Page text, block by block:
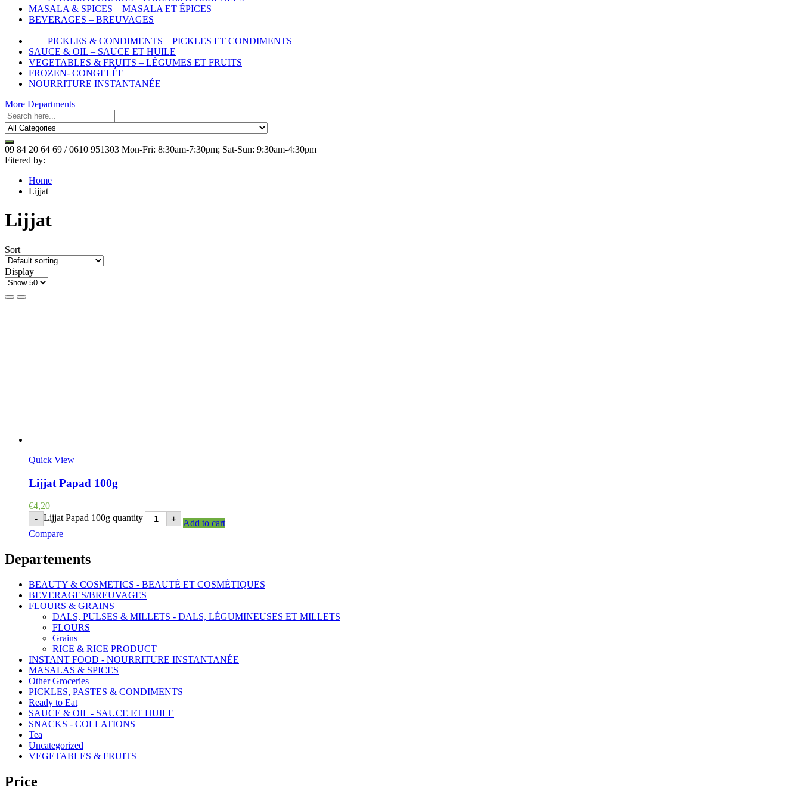
MASALA & SPICES – MASALA ET ÉPICES
BEVERAGES – BREUVAGES
PICKLES & CONDIMENTS – PICKLES ET CONDIMENTS
SAUCE & OIL – SAUCE ET HUILE
VEGETABLES & FRUITS – LÉGUMES ET FRUITS
FROZEN- CONGELÉE
NOURRITURE INSTANTANÉE
More Departments
09 84 20 64 69 / 0610 951303 Mon-Fri: 8:30am-7:30pm; Sat-Sun: 9:30am-4:30pm
Fitered by:
Home
Lijjat
Lijjat
Sort
Display
Quick View
Lijjat Papad 100g
€4,20
- Lijjat Papad 100g quantity +
Add to cart
Compare
Departements
BEAUTY & COSMETICS - BEAUTÉ ET COSMÉTIQUES
BEVERAGES/BREUVAGES
FLOURS & GRAINS
DALS, PULSES & MILLETS - DALS, LÉGUMINEUSES ET MILLETS
FLOURS
Grains
RICE & RICE PRODUCT
INSTANT FOOD - NOURRITURE INSTANTANÉE
MASALAS & SPICES
Other Groceries
PICKLES, PASTES & CONDIMENTS
Ready to Eat
SAUCE & OIL - SAUCE ET HUILE
SNACKS - COLLATIONS
Tea
Uncategorized
VEGETABLES & FRUITS
Price